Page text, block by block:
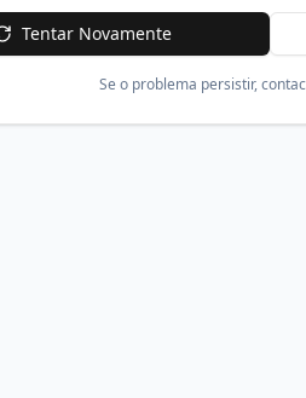
Tentar Novamente
Se o problema persistir,